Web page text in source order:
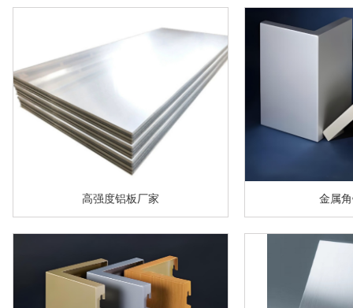
高强度铝板厂家 金属